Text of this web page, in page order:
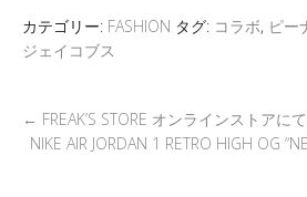
d a o
o
カテゴリー: FASHION タグ: コラボ, ピー
ジェイコブス
← FREAK’S STORE オンラインストアに
NIKE AIR JORDAN 1 RETRO HIGH OG